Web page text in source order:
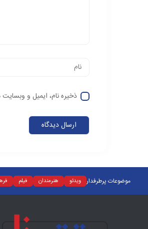
ذخیره نام، ایمیل و
موضوعات پرطرفدار ویدئو هنرمندان فیلم